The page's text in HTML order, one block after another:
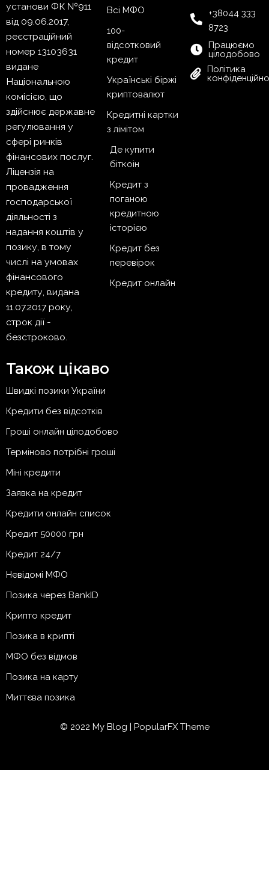
установи ФК №911
від 09.06.2017,
реєстраційний
номер 13103631
видане
Національною
комісією, що
здійснює державне
регулювання у
сфері ринків
фінансових послуг.
Ліцензія на
провадження
господарської
діяльності з
надання коштів у
позику, в тому
числі на умовах
фінансового
кредиту, видана
11.07.2017 року,
строк дії -
безстроково.
Всі МФО
100-
відсотковий
кредит
Українські біржі
криптовалют
Кредитні картки
з лімітом
Де купити
біткоін
Кредит з
поганою
кредитною
історією
Кредит без
перевірок
Кредит онлайн
+38044 333
8723
Працюємо
цілодобово
Політика
Також цікаво
Швидкі позики України
Кредити без відсотків
Гроші онлайн цілодобово
Терміново потрібні гроші
Міні кредити
Заявка на кредит
Кредити онлайн список
Кредит 50000 грн
Кредит 24/7
Невідомі МФО
Позика через BankID
Крипто кредит
Позика в крипті
МФО без відмов
Позика на карту
Миттєва позика
© 2022 My Blog | PopularFX Theme